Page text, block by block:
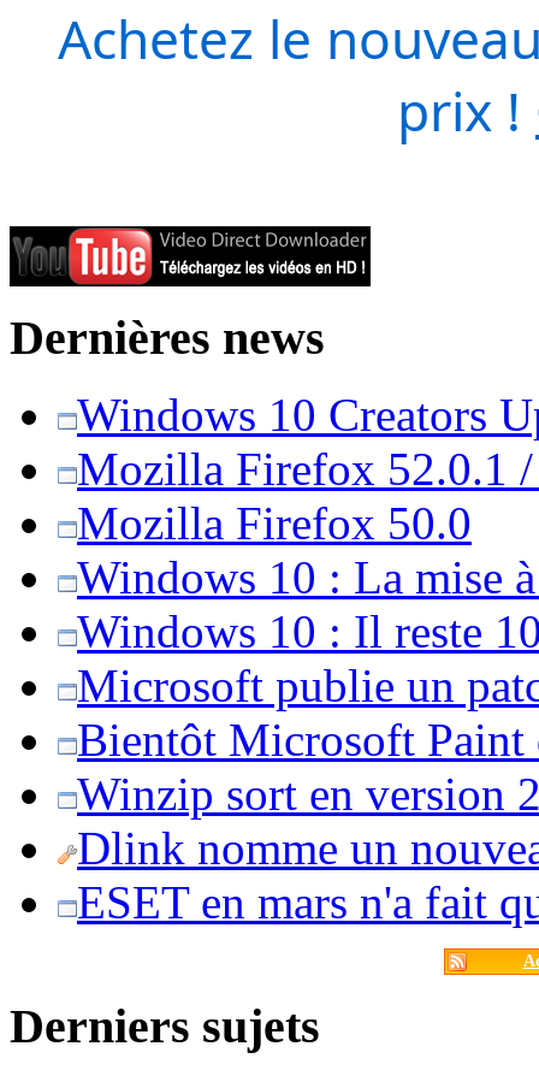
Achetez le
prix !
Dernières news
Windows 10 Creators
Mozilla Firefox 52.0.1
Mozilla Firefox 50.0
Windows 10 : La mise
Windows 10 : Il reste
Microsoft publie un
Bientôt Microsoft Paint
Winzip sort en version
Dlink nomme un
ESET en mars n'a fait
Derniers sujets